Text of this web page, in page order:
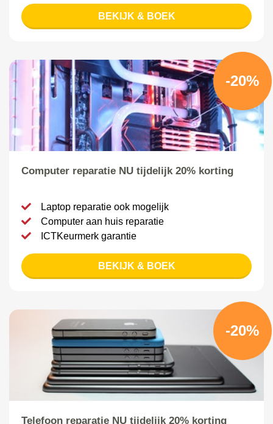
BEKIJK & BOEK
-20%
Computer reparatie NU tijdelijk 20% korting
Laptop reparatie ook mogelijk
Computer aan huis reparatie
ICTKeurmerk garantie
BEKIJK & BOEK
-20%
Telefoon reparatie NU tijdelijk 20% korting